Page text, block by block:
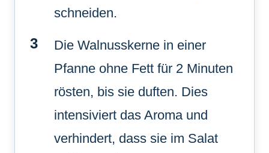
schneiden.
Die Walnusskerne in einer
Pfanne ohne Fett für 2 Minuten
rösten, bis sie duften. Dies
intensiviert das Aroma und
verhindert, dass sie im Salat